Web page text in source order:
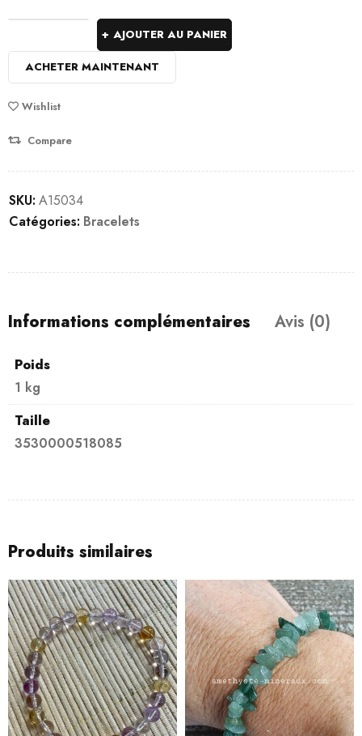
AJOUTER AU PANIER
ACHETER MAINTENANT
Wishlist
Compare
SKU: A15034
Catégories: Bracelets
Informations complémentaires Avis (0)
Poids
1 kg
Taille
3530000518085
Produits similaires